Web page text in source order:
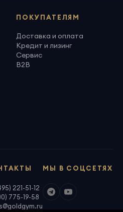
ПОКУПАТЕЛЯМ
Доставка и оплата
Кредит и лизинг
Сервис
B2B
МЫ В СОЦСЕТЯХ
221-51-12
775-19-58